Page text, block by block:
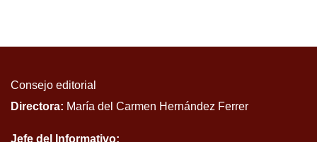
Consejo editorial
Directora: María del Carmen Hernández Ferrer
Jefe del Informativo: